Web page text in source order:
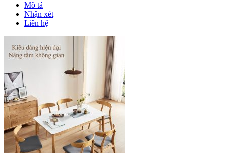
Mô tả
Nhận xét
Liên hệ